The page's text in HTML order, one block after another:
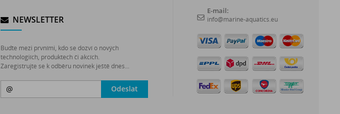
NEWSLETTER
Buďte mezi prvními, kdo se dozví o nových
technologiích, produktech či akcích.
Zaregistrujte se k odběru novinek ještě dnes...
Odeslat
E-mail:
info@marine-aquatics.eu